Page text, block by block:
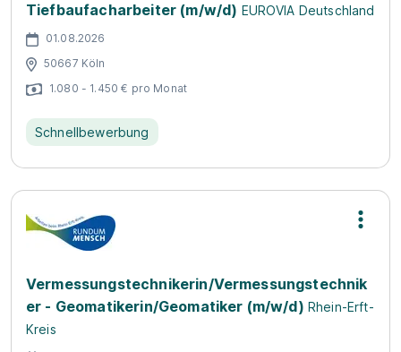
Tiefbaufacharbeiter (m/w/d) EUROVIA Deutschland
01.08.2026
50667 Köln
1.080 - 1.450 € pro Monat
Schnellbewerbung
Vermessungstechnikerin/Vermessungstechnik
er - Geomatikerin/Geomatiker (m/w/d) Rhein-Erft-
Kreis